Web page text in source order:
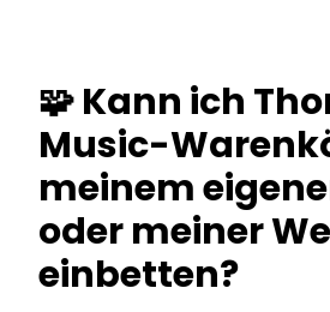
🧩 Kann ich
Music-
meinem
oder meiner
einbetten?